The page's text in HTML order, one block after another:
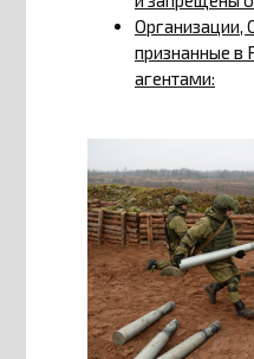
Организации,
признанные в
агентами: